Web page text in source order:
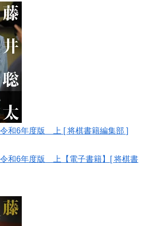
和6年度版 上 [ 将棋書籍編集部 ]
和6年度版 上【電子書籍】[ 将棋書